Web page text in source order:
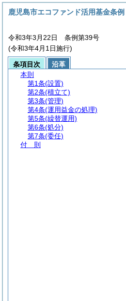
鹿児島市エコファンド活用基金条例
令和3年3月22日 条例第39号
(令和3年4月1日施行)
条項目次
沿革
本則
第1条(設置)
第2条(積立て)
第3条(管理)
第4条(運用益金の処理)
第5条(繰替運用)
第6条(処分)
第7条(委任)
付 則